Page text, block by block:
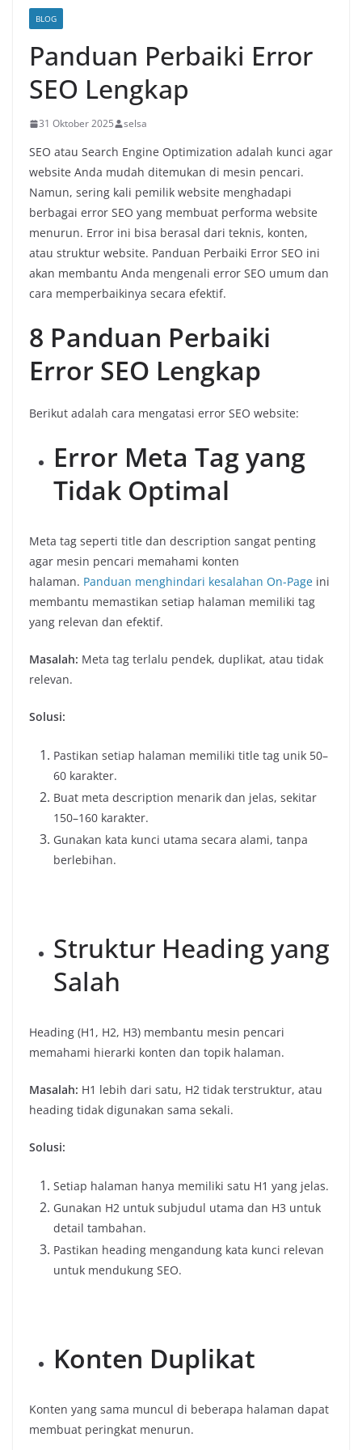
BLOG
Panduan Perbaiki Error
SEO Lengkap
31 Oktober 2025 selsa
SEO atau Search Engine Optimization adalah kunci agar
website Anda mudah ditemukan di mesin pencari.
Namun, sering kali pemilik website menghadapi
berbagai error SEO yang membuat performa website
menurun. Error ini bisa berasal dari teknis, konten,
atau struktur website. Panduan Perbaiki Error SEO ini
akan membantu Anda mengenali error SEO umum dan
cara memperbaikinya secara efektif.
8 Panduan Perbaiki
Error SEO Lengkap
Berikut adalah cara mengatasi error SEO website:
Error Meta Tag yang
Tidak Optimal
Meta tag seperti title dan description sangat penting
agar mesin pencari memahami konten
halaman. Panduan menghindari kesalahan On-Page ini
membantu memastikan setiap halaman memiliki tag
yang relevan dan efektif.
Masalah: Meta tag terlalu pendek, duplikat, atau tidak
relevan.
Solusi:
Pastikan setiap halaman memiliki title tag unik 50–
60 karakter.
Buat meta description menarik dan jelas, sekitar
150–160 karakter.
Gunakan kata kunci utama secara alami, tanpa
berlebihan.
Struktur Heading yang
Salah
Heading (H1, H2, H3) membantu mesin pencari
memahami hierarki konten dan topik halaman.
Masalah: H1 lebih dari satu, H2 tidak terstruktur, atau
heading tidak digunakan sama sekali.
Solusi:
Setiap halaman hanya memiliki satu H1 yang jelas.
Gunakan H2 untuk subjudul utama dan H3 untuk
detail tambahan.
Pastikan heading mengandung kata kunci relevan
untuk mendukung SEO.
Konten Duplikat
Konten yang sama muncul di beberapa halaman dapat
membuat peringkat menurun.